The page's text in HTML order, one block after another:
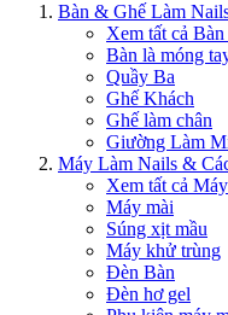
Bàn & Ghế Làm
Xem tất cả
Bàn là móng
Quầy Ba
Ghế Khách
Ghế làm chân
Giường Làm
Máy Làm Nails &
Xem tất cả
Máy mài
Súng xịt mầu
Máy khử trùng
Đèn Bàn
Đèn hơ gel